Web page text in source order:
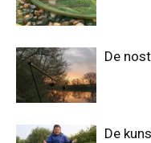
De
De